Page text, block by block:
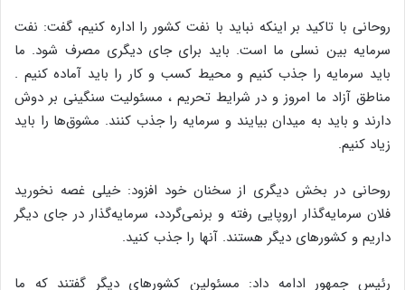
روحانی با تاکید بر اینکه نباید با نفت کشور را اداره کنیم، گفت: نفت
سرمایه بین نسلی ما است. باید برای جای دیگری مصرف شود. ما
باید سرمایه را جذب کنیم و محیط کسب و کار را باید آماده کنیم .
مناطق آزاد ما امروز و در شرایط تحریم ، مسئولیت سنگینی بر دوش
دارند و باید به میدان بیایند و سرمایه را جذب کنند. مشوق‌ها را باید
زیاد کنیم.
روحانی در بخش دیگری از سخنان خود افزود: خیلی غصه نخورید
فلان سرمایه‌گذار اروپایی رفته و برنمی‌گردد، سرمایه‌گذار در جای دیگر
داریم و کشورهای دیگر هستند. آنها را جذب کنید.
رئیس جمهور ادامه داد: مسئولین کشورهای دیگر گفتند که ما